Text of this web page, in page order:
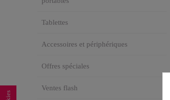
Tablettes
Accessoires et périphériques
Offres spéciales
Ventes flash